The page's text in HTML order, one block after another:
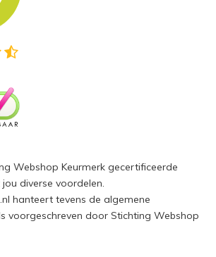
Webshop Keurmerk gecertificeerde
diverse voordelen.
hanteert tevens de algemene
voorgeschreven door Stichting Webshop